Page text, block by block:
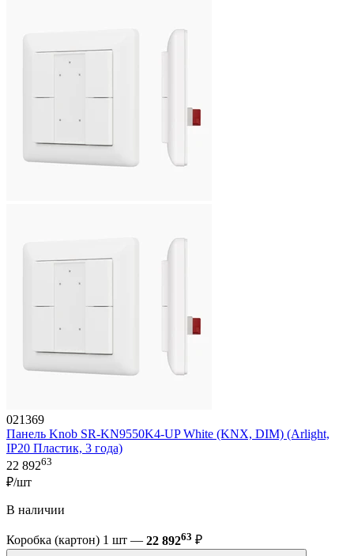
021369
Панель Knob SR-KN9550K4-UP White (KNX, DIM) (Arlight,
IP20 Пластик, 3 года)
22 89263
₽/шт
В наличии
Коробка (картон) 1 шт — 22 89263 ₽